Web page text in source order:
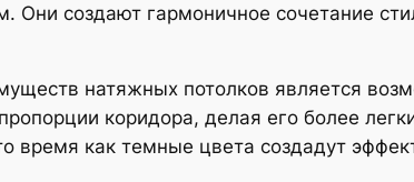
Они создают гармоничное сочетание
натяжных потолков является
коридора, делая его более
время как темные цвета создадут